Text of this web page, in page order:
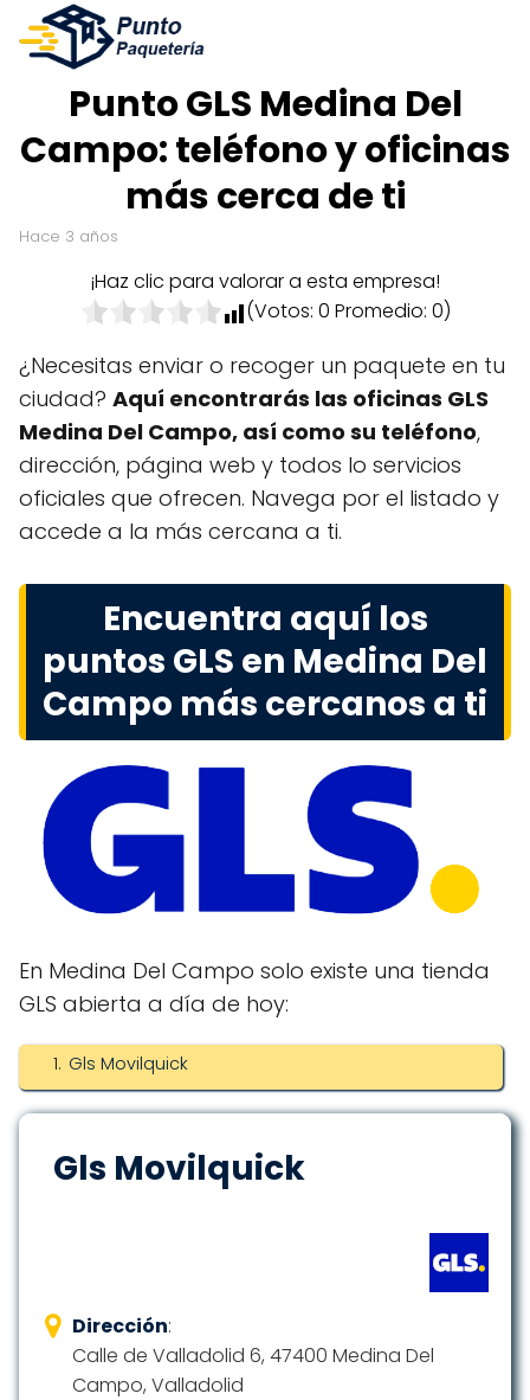
Punto GLS Medina Del
Campo: teléfono y oficinas
más cerca de ti
hace 3 años
¡Haz clic para valorar a esta empresa!
(Votos: 0 Promedio: 0)
¿Necesitas enviar o recoger un paquete en tu
ciudad? Aquí encontrarás las oficinas GLS
Medina Del Campo, así como su teléfono,
dirección, página web y todos lo servicios
oficiales que ofrecen. Navega por el listado y
accede a la más cercana a ti.
Encuentra aquí los
puntos GLS en Medina Del
Campo más cercanos a ti
En Medina Del Campo solo existe una tienda
GLS abierta a día de hoy:
Gls Movilquick
Gls Movilquick
Dirección:
Calle de Valladolid 6, 47400 Medina Del
Campo, Valladolid